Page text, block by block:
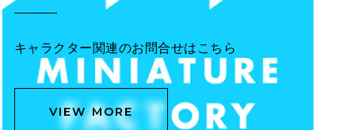
キャラクター関連のお問合せはこちら
VIEW MORE